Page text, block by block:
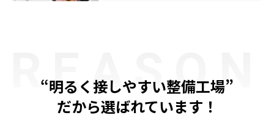
“明るく接しやすい整備工場”
だから選ばれています！
REASON